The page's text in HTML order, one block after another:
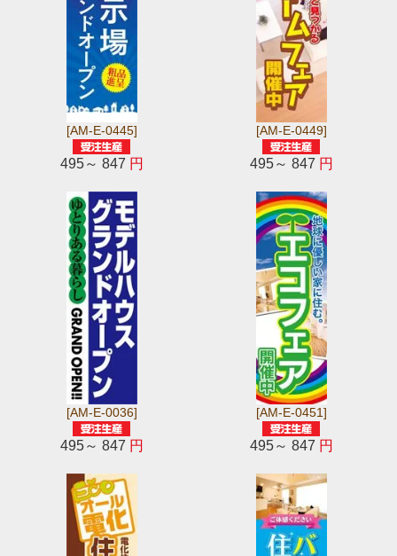
[AM-E-0445]
495～ 847 円
[AM-E-0449]
495～ 847 円
[AM-E-0036]
495～ 847 円
[AM-E-0451]
495～ 847 円